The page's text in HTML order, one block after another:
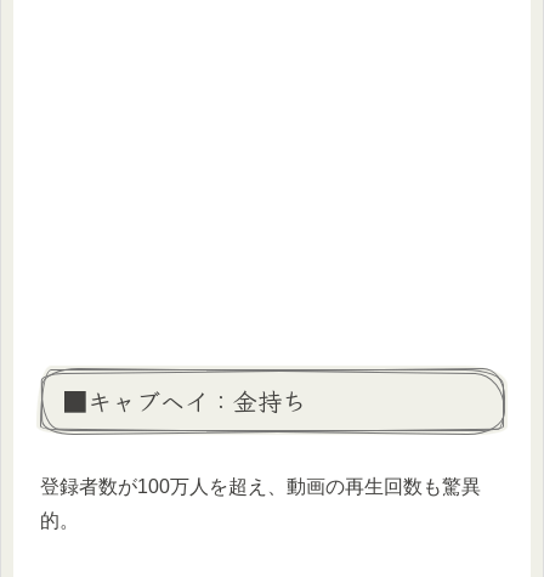
■キャブヘイ：金持ち
登録者数が100万人を超え、動画の再生回数も驚異
的。